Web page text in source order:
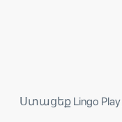
Ստացեք Lingo Play